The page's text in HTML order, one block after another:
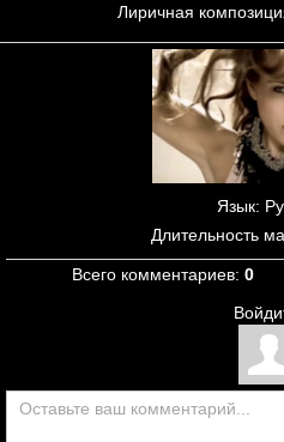
Лиричная
Язык:
Длительность
Всего комментариев: 0